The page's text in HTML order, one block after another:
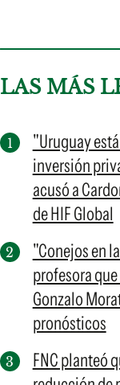
LAS MÁS
"Uruguay
inversión
acusó a
de HIF Global
"Conejos en
profesora
Gonzalo
pronósticos
FNC planteó